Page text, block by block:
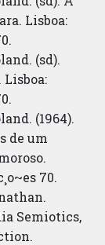
Lisboa:
(sd).
(1964).
de um
70.
Semiotics,